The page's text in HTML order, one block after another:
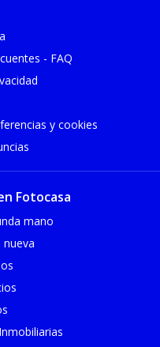
- FAQ
y cookies
Fotocasa
mano
nueva